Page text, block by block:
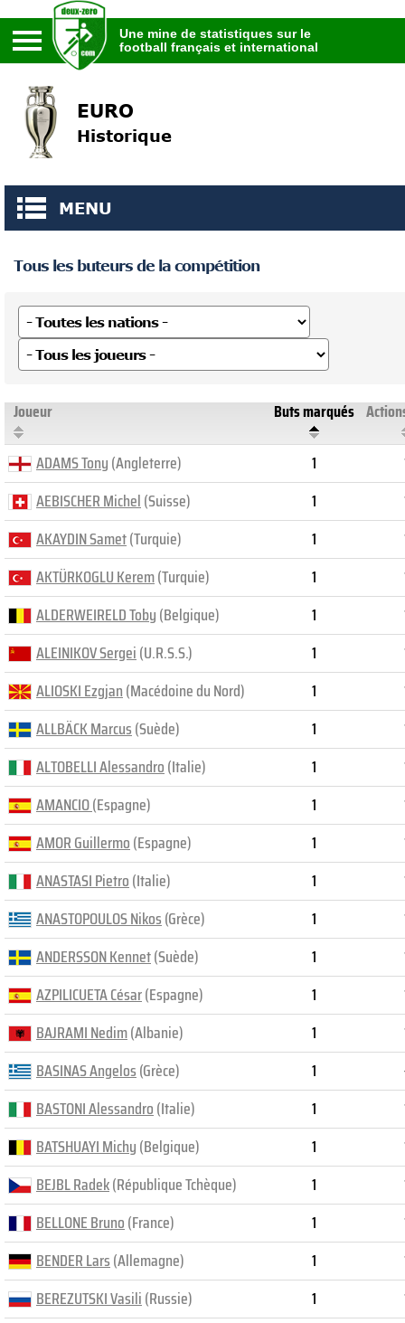
football français et international
Une mine de statistiques sur le
football français et international
EURO
Historique
MENU
Tous les buteurs de la compétition
Joueur
ADAMS Tony(Angleterre)
AEBISCHER Michel(Suisse)
AKAYDIN Samet(Turquie)
AKTÜRKOGLU Kerem(Turquie)
ALDERWEIRELD Toby(Belgique)
ALEINIKOV Sergei(U.R.S.S.)
ALIOSKI Ezgjan(Macédoine du Nord)
ALLBÄCK Marcus(Suède)
ALTOBELLI Alessandro(Italie)
AMANCIO(Espagne)
AMOR Guillermo(Espagne)
ANASTASI Pietro(Italie)
ANASTOPOULOS Nikos(Grèce)
ANDERSSON Kennet(Suède)
AZPILICUETA César(Espagne)
BAJRAMI Nedim(Albanie)
BASINAS Angelos(Grèce)
BASTONI Alessandro(Italie)
BATSHUAYI Michy(Belgique)
BEJBL Radek(République Tchèque)
BELLONE Bruno(France)
BENDER Lars(Allemagne)
BEREZUTSKI Vasili(Russie)
Buts marqués
1
1
1
1
1
1
1
1
1
1
1
1
1
1
1
1
1
1
1
1
1
1
1